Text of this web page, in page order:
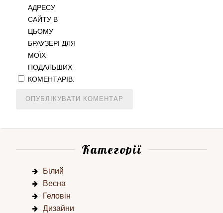
АДРЕСУ
САЙТУ В
ЦЬОМУ
БРАУЗЕРІ ДЛЯ
МОЇХ
ПОДАЛЬШИХ
КОМЕНТАРІВ.
Категорії
Білий
Весна
Геловін
Дизайни